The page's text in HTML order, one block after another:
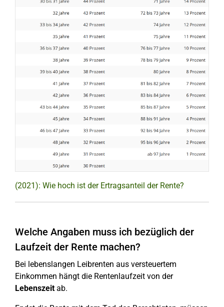
(2021): Wie hoch ist der Ertragsanteil der Rente?
Welche Angaben muss ich bezüglich der
Laufzeit der Rente machen?
Bei lebenslangen Leibrenten aus versteuertem
Einkommen hängt die Rentenlaufzeit von der
Lebenszeitab.